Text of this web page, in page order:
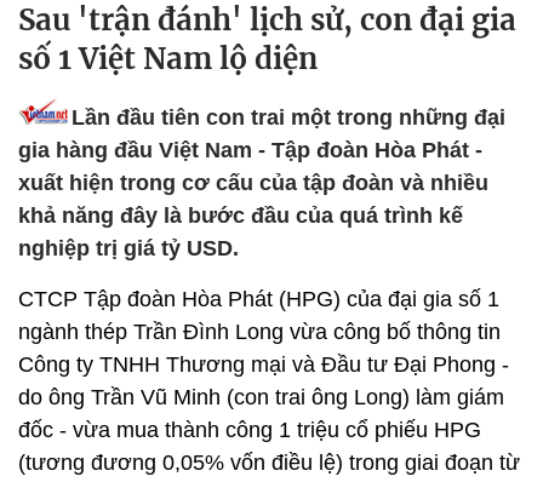
Sau 'trận đánh' lịch sử, con đại gia
số 1 Việt Nam lộ diện
Lần đầu tiên con trai một trong những đại
gia hàng đầu Việt Nam - Tập đoàn Hòa Phát -
xuất hiện trong cơ cấu của tập đoàn và nhiều
khả năng đây là bước đầu của quá trình kế
nghiệp trị giá tỷ USD.
CTCP Tập đoàn Hòa Phát (HPG) của đại gia số 1
ngành thép Trần Đình Long vừa công bố thông tin
Công ty TNHH Thương mại và Đầu tư Đại Phong -
do ông Trần Vũ Minh (con trai ông Long) làm giám
đốc - vừa mua thành công 1 triệu cổ phiếu HPG
(tương đương 0,05% vốn điều lệ) trong giai đoạn từ